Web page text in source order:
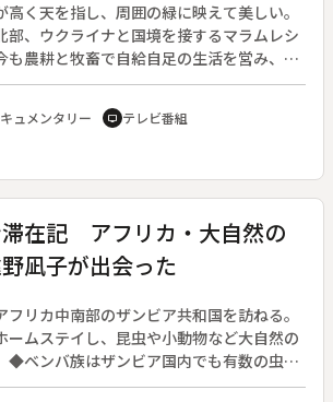
く天を指し、周囲の緑に映えて美しい。
、ウクライナと国境を接するマラムレシ
も農耕と牧畜で自給自足の生活を営み、古
農村の姿をそのままに残している。◆１６
、この地方は長くハンガリーの支配下にあ
る村人たちは、石造の教会の建設を禁じ
々は、樅や樫の木を使い、ルーマニア・
ュメンタリー tv テレビ番組
在記 アフリカ・大自然の
凪子が出会った
リカ中南部のザンビア共和国を訪ねる。
ームステイし、昆虫や小動物など大自然の
◆ベンバ族はザンビア国内でも有数の虫好
コシやキャッサバを主食にしているが、ネ